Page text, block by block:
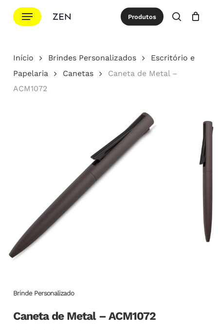
para
principal
Menu Produtos
procurar
Cotação Close
Início Brindes Personalizados
Escritório e
Papelaria
Canetas
Caneta de Metal –
ACM1072
Brinde Personalizado
Caneta de Metal – ACM1072